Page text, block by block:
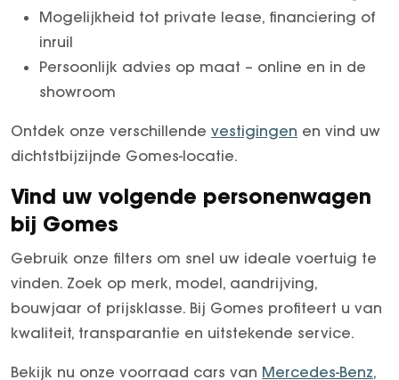
Mogelijkheid tot private lease, financiering of
inruil
Persoonlijk advies op maat – online en in de
showroom
Ontdek onze verschillende vestigingen en vind uw
dichtstbijzijnde Gomes-locatie.
Vind uw volgende personenwagen
bij Gomes
Gebruik onze filters om snel uw ideale voertuig te
vinden. Zoek op merk, model, aandrijving,
bouwjaar of prijsklasse. Bij Gomes profiteert u van
kwaliteit, transparantie en uitstekende service.
Bekijk nu onze voorraad cars van Mercedes-Benz,